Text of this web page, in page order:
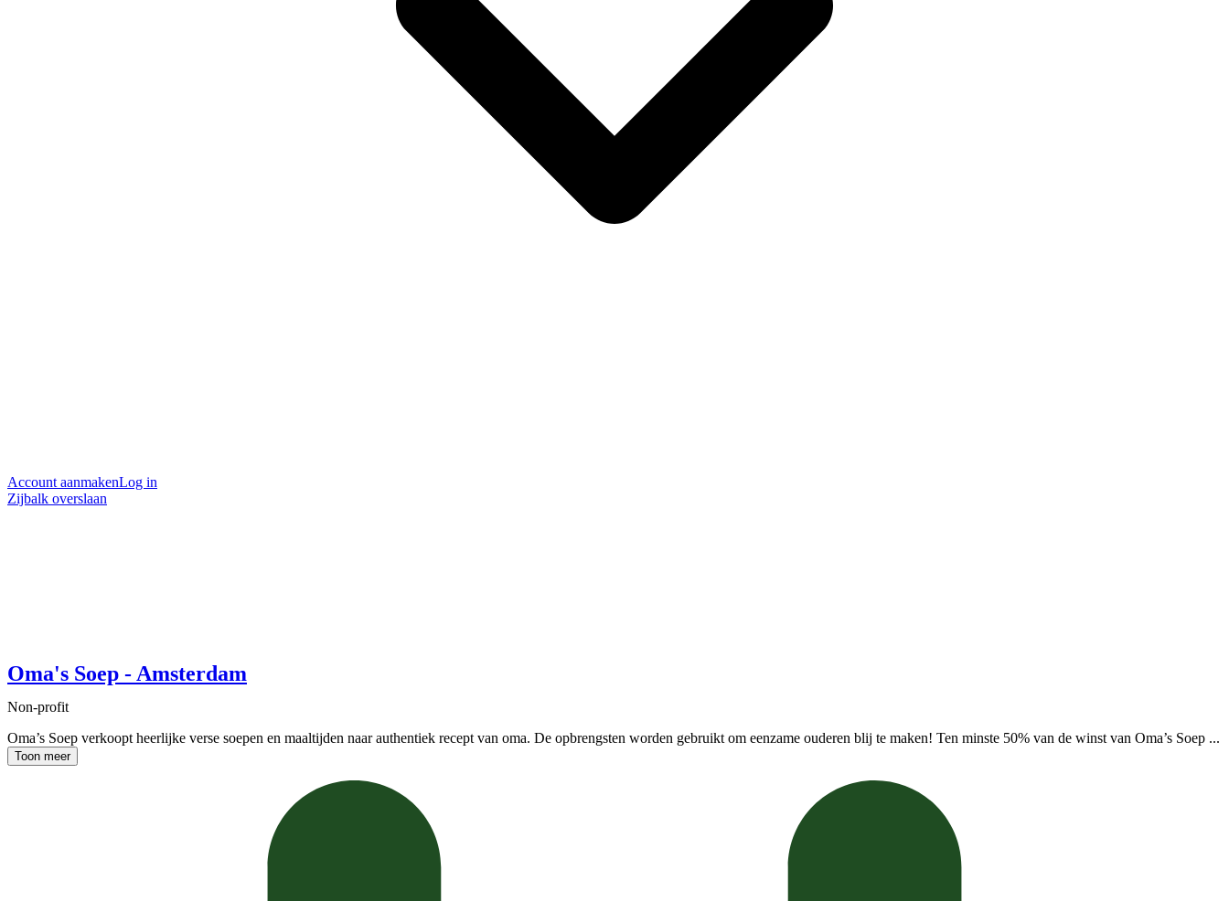
Account aanmakenLog in
Zijbalk overslaan
Oma's Soep - Amsterdam
Non-profit
Oma’s Soep verkoopt heerlijke verse soepen en maaltijden naar authentiek recept van oma. De opbrengsten worden gebruikt om eenzame ouderen blij te maken! Ten minste 50% van de winst van Oma’s Soep ...
Toon meer